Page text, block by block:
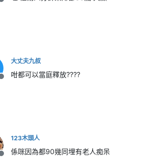
離線
離線
大丈夫九叔
咁都可以當庭釋放????
離線
123木頭人
係咪因為都90幾同埋有老人痴呆